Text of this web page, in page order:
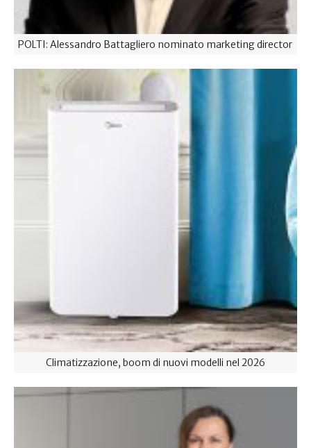
POLTI: Alessandro Battagliero nominato marketing director
Climatizzazione, boom di nuovi modelli nel 2026